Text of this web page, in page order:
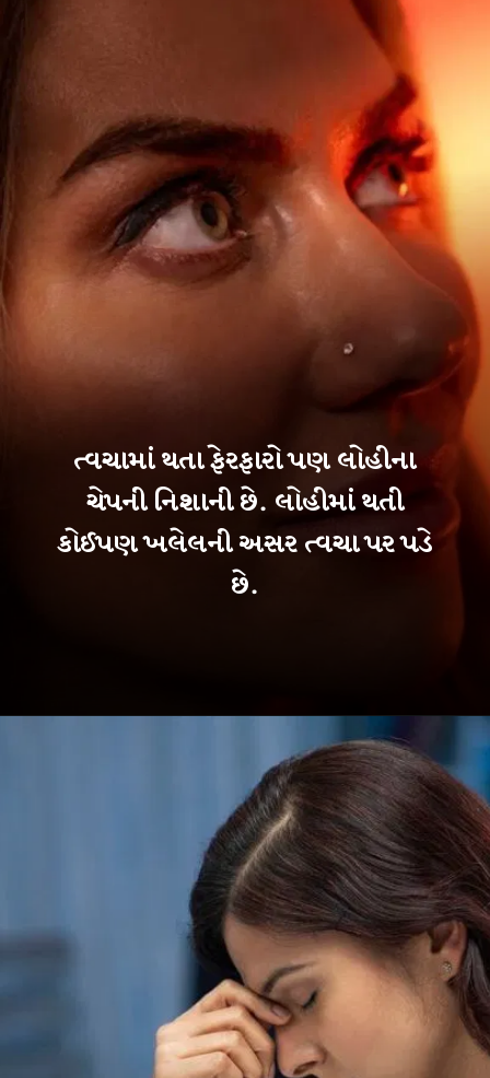
ત્વચામાં થતા ફેરફારો પણ લોહીના
ચેપની નિશાની છે. લોહીમાં થતી
કોઈપણ ખલેલની અસર ત્વચા પર પડે
છે.